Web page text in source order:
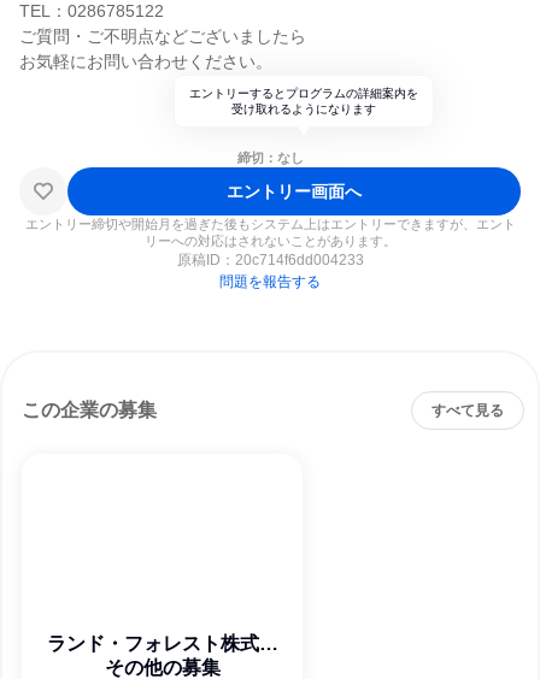
TEL：0286785122
ご質問・ご不明点などございましたら
お気軽にお問い合わせください。
エントリーするとプログラムの詳細案内を
受け取れるようになります
締切：なし
エントリー画面へ
エントリー締切や開始月を過ぎた後もシステム上はエントリーできますが、エント
リーへの対応はされないことがあります。
原稿ID： 20c714f6dd004233
問題を報告する
この企業の募集 すべて見る
ランド・フォレスト株式会
社
その他の募集